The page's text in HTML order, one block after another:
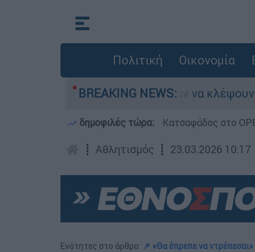
Πολιτική Οικονομία
BREAKING NEWS:
Άνω Λιόσια: Πήγαν να κλέψουν καλώδια,
δημοφιλές τώρα: Κατσαφάδος στο
┋ Αθλητισμός ┋ 23.03.2026 10:17
Ενότητες στο άρθρο: 📌 «Θα έπρεπε να ντρέπεσαι»